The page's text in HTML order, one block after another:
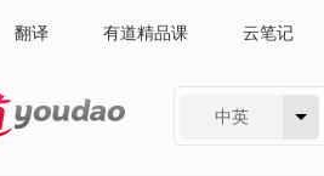
翻译 有道精品课 云笔记
中英